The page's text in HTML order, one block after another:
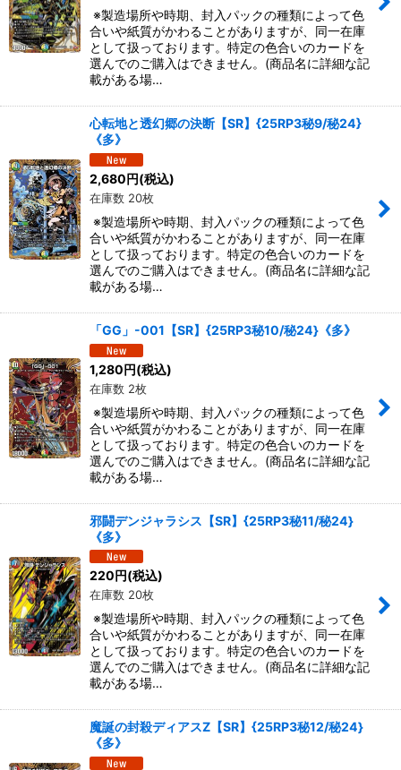
※製造場所や時期、封入パックの種類によって色
合いや紙質がかわることがありますが、同一在庫
として扱っております。特定の色合いのカードを
選んでのご購入はできません。(商品名に詳細な記
載がある場…
心転地と透幻郷の決断【SR】{25RP3秘9/秘24}
《多》
2,680円(税込)
在庫数 20枚
※製造場所や時期、封入パックの種類によって色
合いや紙質がかわることがありますが、同一在庫
として扱っております。特定の色合いのカードを
選んでのご購入はできません。(商品名に詳細な記
載がある場…
「GG」-001【SR】{25RP3秘10/秘24}《多》
1,280円(税込)
在庫数 2枚
※製造場所や時期、封入パックの種類によって色
合いや紙質がかわることがありますが、同一在庫
として扱っております。特定の色合いのカードを
選んでのご購入はできません。(商品名に詳細な記
載がある場…
邪闘デンジャラシス【SR】{25RP3秘11/秘24}
《多》
220円(税込)
在庫数 20枚
※製造場所や時期、封入パックの種類によって色
合いや紙質がかわることがありますが、同一在庫
として扱っております。特定の色合いのカードを
選んでのご購入はできません。(商品名に詳細な記
載がある場…
魔誕の封殺ディアスZ【SR】{25RP3秘12/秘24}
《多》